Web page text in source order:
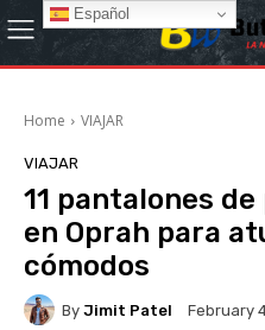
Home VIAJAR
VIAJAR
11 pantalones
en Oprah para
cómodos
By Jimit Patel February
Español